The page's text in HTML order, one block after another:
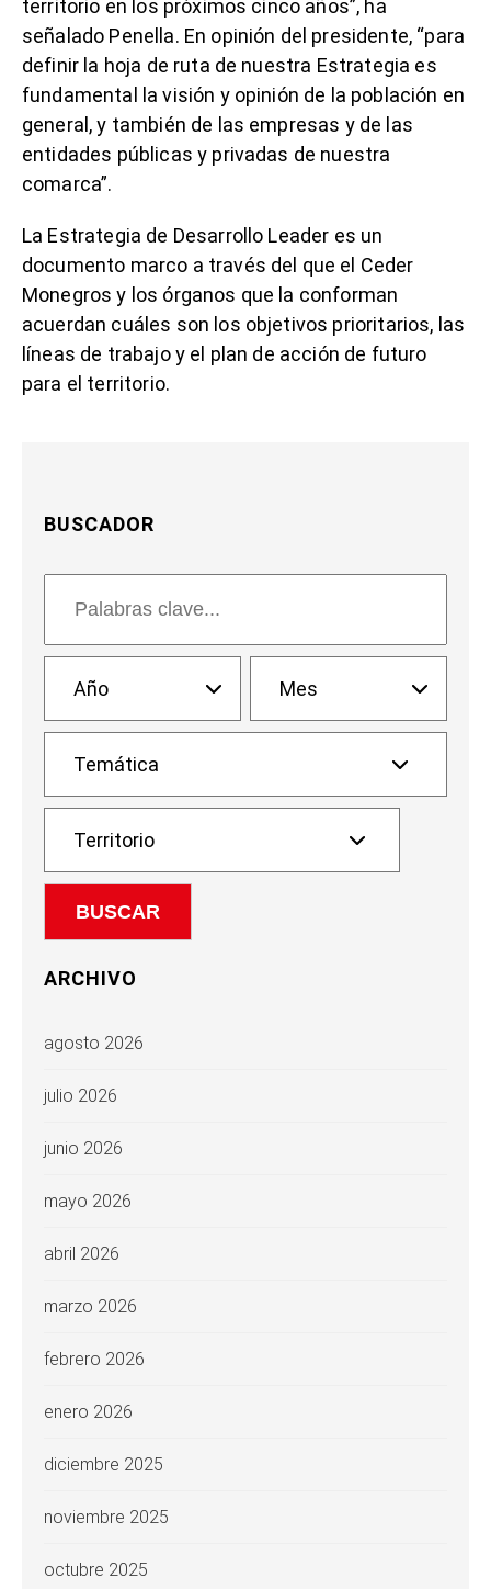
territorio en los próximos cinco años”, ha
señalado Penella. En opinión del presidente, “para
definir la hoja de ruta de nuestra Estrategia es
fundamental la visión y opinión de la población en
general, y también de las empresas y de las
entidades públicas y privadas de nuestra
comarca”.
La Estrategia de Desarrollo Leader es un
documento marco a través del que el Ceder
Monegros y los órganos que la conforman
acuerdan cuáles son los objetivos prioritarios, las
líneas de trabajo y el plan de acción de futuro
para el territorio.
BUSCADOR
ARCHIVO
agosto 2026
julio 2026
junio 2026
mayo 2026
abril 2026
marzo 2026
febrero 2026
enero 2026
diciembre 2025
noviembre 2025
octubre 2025